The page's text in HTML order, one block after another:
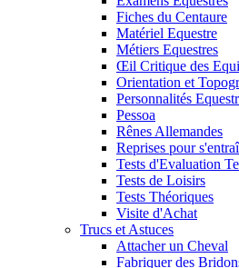
Fiches du Centaure
Matériel Equestre
Métiers Equestres
Œil Critique des
Orientation et
Personnalités
Pessoa
Rênes Allemandes
Reprises pour
Tests d'Evaluation
Tests de Loisirs
Tests Théoriques
Visite d'Achat
Trucs et Astuces
Attacher un Cheval
Fabriquer des